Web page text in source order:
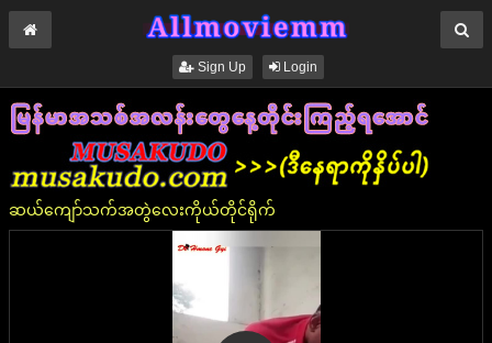
Sign Up Login
ဆယ်ကျော်သက်အတွဲလေးကိုယ်တိုင်ရိုက်